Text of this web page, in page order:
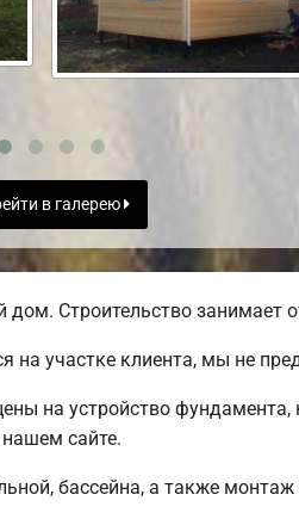
в галерею
Строительство занимает
на участке клиента, мы не
на устройство
сайте.
бассейна, а также